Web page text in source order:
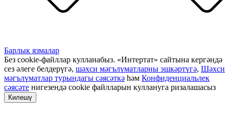
Барлык язмалар
Без cookie-файллар кулланабыз. «Интертат» сайтына кергәндә
сез әлеге белдерүгә, шәхси мәгълүматларны эшкәртүгә, Шәхси
мәгълүматлар турындагы сәясәткә һәм Конфиденциальлек
сәясәте нигезендә cookie файлларын куллануга ризалашасыз
Килешү